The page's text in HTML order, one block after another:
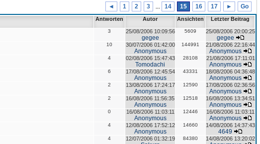
◄ 1 2 3 14 15 16 17 ► Go
Antworten Autor Ansichten Letzter Beitrag
3 25/08/2006 10:09:56
gegee
5609 25/08/2006 20:00:25
gegee
10 30/07/2006 01:42:00
Anonymous
144991 21/08/2006 22:16:44
Anonymous
4 02/08/2006 15:47:43
Tomodachi
28108 21/08/2006 17:11:01
Anonymous
6 17/08/2006 12:45:54
Anonymous
43331 18/08/2006 04:36:48
Anonymous
2 13/08/2006 17:24:17
Anonymous
12590 17/08/2006 02:36:56
Anonymous
2 16/08/2006 11:56:35
Anonymous
12518 16/08/2006 13:34:51
Anonymous
0 16/08/2006 11:03:11
Anonymous
12446 16/08/2006 11:03:11
Anonymous
4 12/08/2006 17:52:12
Anonymous
14660 14/08/2006 14:37:43
4649
4 12/07/2006 01:32:19 84380 14/08/2006 13:20:02